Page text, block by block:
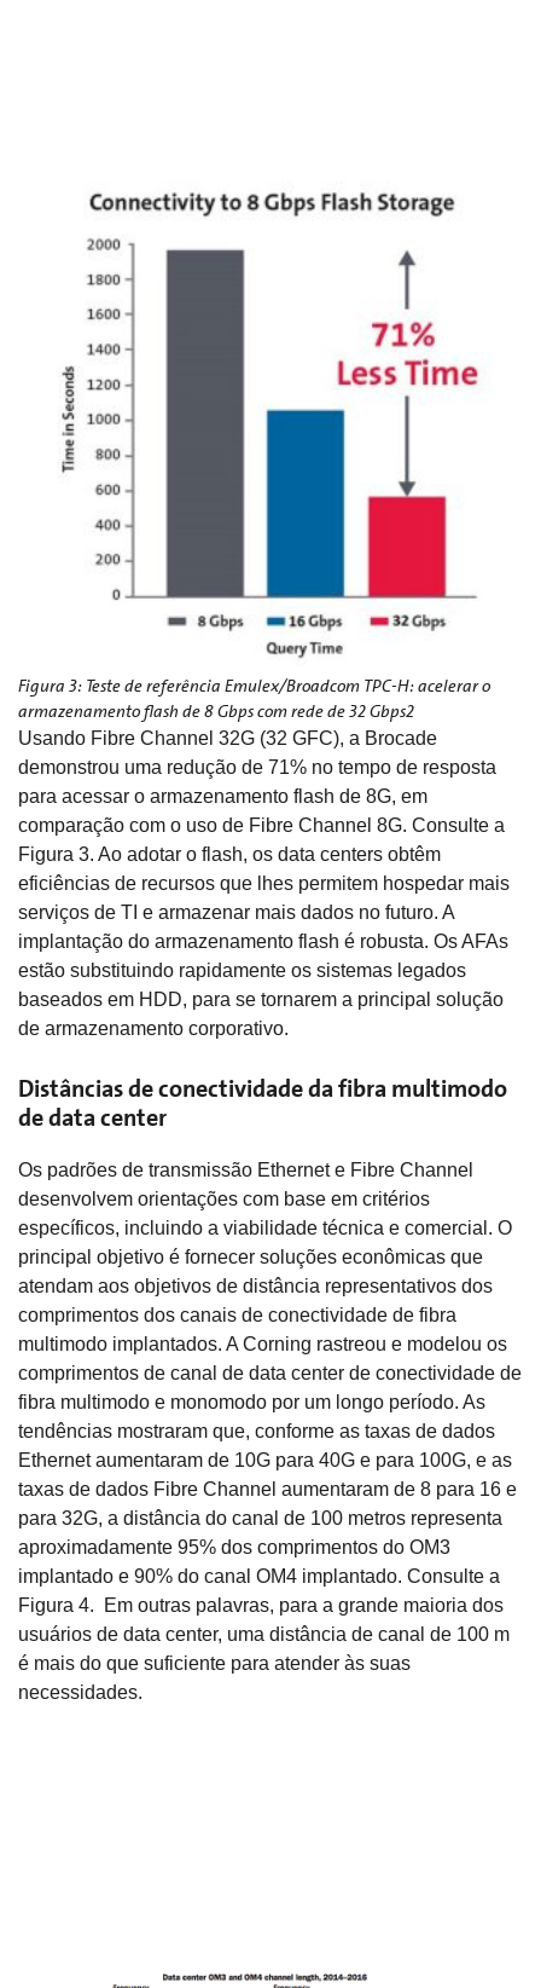
Figura 3: Teste de referência Emulex/Broadcom TPC-H: acelerar o
armazenamento flash de 8 Gbps com rede de 32 Gbps2
Usando Fibre Channel 32G (32 GFC), a Brocade
demonstrou uma redução de 71% no tempo de resposta
para acessar o armazenamento flash de 8G, em
comparação com o uso de Fibre Channel 8G. Consulte a
Figura 3. Ao adotar o flash, os data centers obtêm
eficiências de recursos que lhes permitem hospedar mais
serviços de TI e armazenar mais dados no futuro. A
implantação do armazenamento flash é robusta. Os AFAs
estão substituindo rapidamente os sistemas legados
baseados em HDD, para se tornarem a principal solução
de armazenamento corporativo.
Distâncias de conectividade da fibra multimodo
de data center
Os padrões de transmissão Ethernet e Fibre Channel
desenvolvem orientações com base em critérios
específicos, incluindo a viabilidade técnica e comercial. O
principal objetivo é fornecer soluções econômicas que
atendam aos objetivos de distância representativos dos
comprimentos dos canais de conectividade de fibra
multimodo implantados. A Corning rastreou e modelou os
comprimentos de canal de data center de conectividade de
fibra multimodo e monomodo por um longo período. As
tendências mostraram que, conforme as taxas de dados
Ethernet aumentaram de 10G para 40G e para 100G, e as
taxas de dados Fibre Channel aumentaram de 8 para 16 e
para 32G, a distância do canal de 100 metros representa
aproximadamente 95% dos comprimentos do OM3
implantado e 90% do canal OM4 implantado. Consulte a
Figura 4. Em outras palavras, para a grande maioria dos
usuários de data center, uma distância de canal de 100 m
é mais do que suficiente para atender às suas
necessidades.